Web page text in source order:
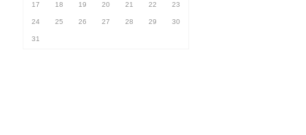
17 18 19 20 21 22 23
24 25 26 27 28 29 30
31